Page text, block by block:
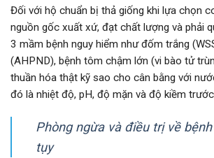
Đối với hộ chuẩn bị thả giống khi lựa chọn
nguồn gốc xuất xứ, đạt chất lượng và phải
3 mầm bệnh nguy hiểm như đốm trắng
(AHPND), bệnh tôm chậm lớn (vi bào tử
thuần hóa thật kỹ sao cho cân bằng với
đó là nhiệt độ, pH, độ mặn và độ kiềm
Phòng ngừa và điều trị về
tụy